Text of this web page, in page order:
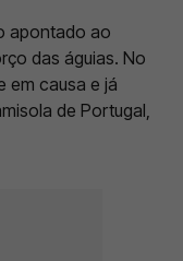
apontado ao
das águias. No
em causa e já
de Portugal,